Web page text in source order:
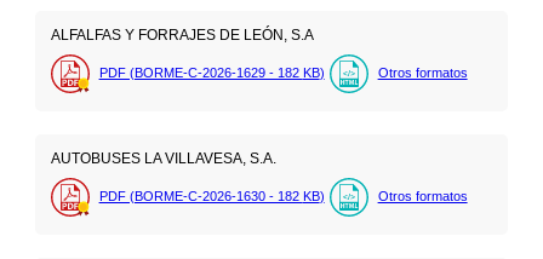
ALFALFAS Y FORRAJES DE LEÓN, S.A
PDF (BORME-C-2026-1629 - 182 KB) Otros formatos
AUTOBUSES LA VILLAVESA, S.A.
PDF (BORME-C-2026-1630 - 182 KB) Otros formatos